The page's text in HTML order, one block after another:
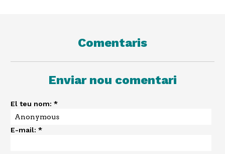
Comentaris
Enviar nou comentari
El teu nom: *
E-mail: *